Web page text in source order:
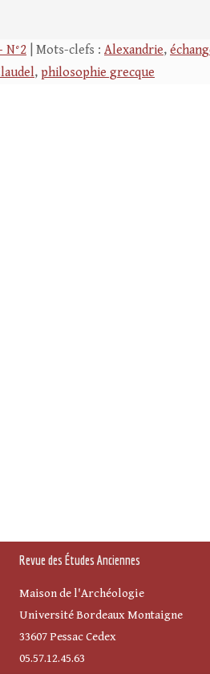
N°2 | Mots-clefs : Alexandrie,
, philosophie grecque
Revue des Études Anciennes
Maison de l'Archéologie
Université Bordeaux Montaigne
33607 Pessac Cedex
05.57.12.45.63